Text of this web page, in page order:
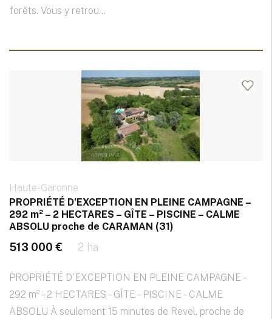
forêts. Vous y retrou...
Haute-Garonne
PROPRIÉTÉ D’EXCEPTION EN PLEINE CAMPAGNE –
292 m² – 2 HECTARES – GÎTE – PISCINE – CALME
ABSOLU proche de CARAMAN (31)
513 000 € 2 ha
PROPRIÉTÉ D'EXCEPTION EN PLEINE CAMPAGNE –
292 m² – 2 HECTARES – GÎTE – PISCINE – CALME
ABSOLU À seulement 15 minutes de Revel, proche de